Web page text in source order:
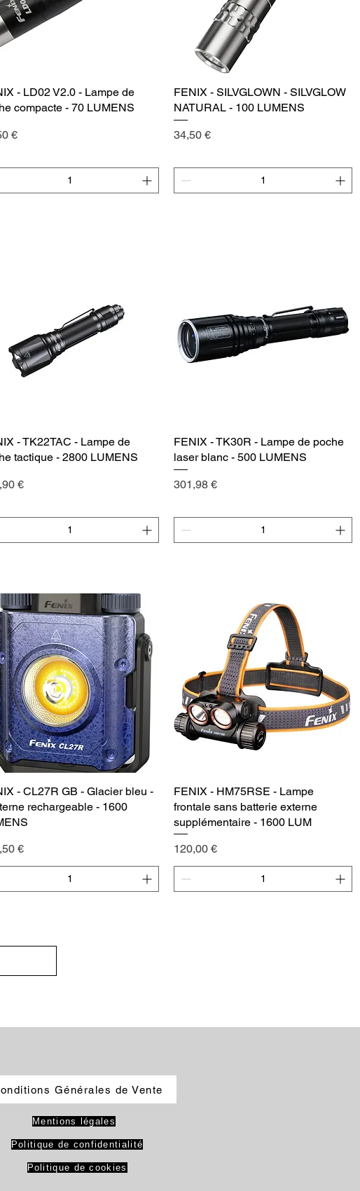
Vista rápida
- LD02 V2.0 - Lampe de
compacte - 70 LUMENS
€
Vista rápida
FENIX - SILVGLOWN - SILVGLOW
NATURAL - 100 LUMENS
Precio
34,50 €
Vista rápida
- TK22TAC - Lampe de
tactique - 2800 LUMENS
€
Vista rápida
FENIX - TK30R - Lampe de poche
laser blanc - 500 LUMENS
Precio
301,98 €
Vista rápida
- CL27R GB - Glacier bleu -
rechargeable - 1600
€
Vista rápida
FENIX - HM75RSE - Lampe
frontale sans batterie externe
supplémentaire - 1600 LUM
Precio
120,00 €
Générales de Vente
Mentions légales
Politique de confidentialité
Politique de cookies